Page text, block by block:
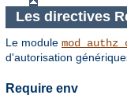
Les directives
Le module
d'autorisation
Require env